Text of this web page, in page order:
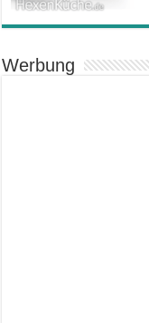
Werbung